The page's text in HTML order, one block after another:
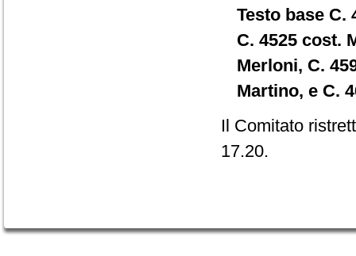
Testo base C.
C. 4525 cost.
Merloni, C.
Martino, e C.
Il Comitato
17.20.